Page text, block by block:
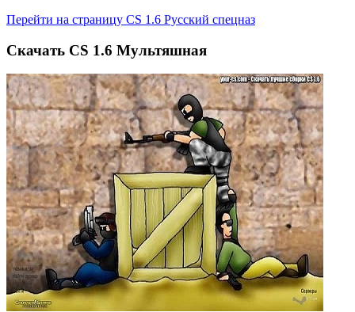
Перейти на страницу CS 1.6 Русский спецназ
Cкачать CS 1.6 Мультяшная